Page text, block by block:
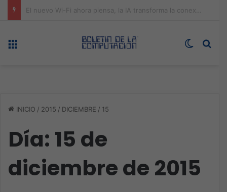
ASUS redefine la productividad y el gaming con la experiencia Duo
Switch
INICIO / 2015 / DICIEMBRE / 15
Día: 15 de
diciembre de 2015